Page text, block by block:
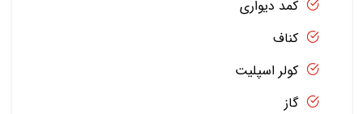
کمد دیواری
کناف
کولر اسپلیت
گاز